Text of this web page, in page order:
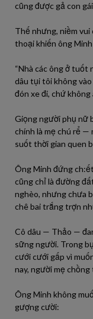
cũng được gả con
Thế nhưng, niềm
thoại khiến ông
“Nhà các ông ở tuốt
dâu tụi tôi không
đón xe đi, chứ không
Giọng người phụ nữ
chính là mẹ chú rể —
suốt thời gian quen
Ông Minh đứng
cũng chỉ là đường
nghèo, nhưng chưa
chê bai trắng trợn
Cô dâu — Thảo —
sững người. Trong
cưới cưới gấp vì
nay, người mẹ
Ông Minh không
gượng cười: